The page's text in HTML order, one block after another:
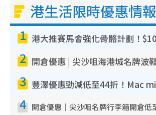
港生活限時優惠情報
1
2
3
4